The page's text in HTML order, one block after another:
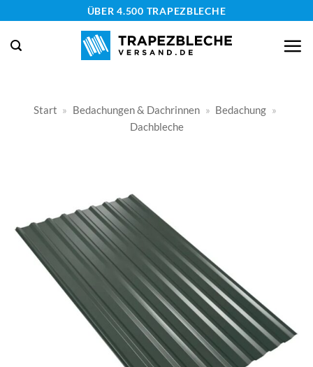
springen
ÜBER 4.500 TRAPEZBLECHE
Start » Bedachungen & Dachrinnen » Bedachung »
Dachbleche